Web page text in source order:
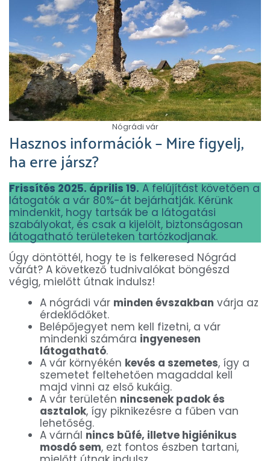
Nógrádi vár
Hasznos információk – Mire figyelj,
ha erre jársz?
Frissítés 2025. április 19. A felújítást követően a
látogatók a vár 80%-át bejárhatják. Kérünk
mindenkit, hogy tartsák be a látogatási
szabályokat, és csak a kijelölt, biztonságosan
látogatható területeken tartózkodjanak.
Úgy döntöttél, hogy te is felkeresed Nógrád
várát? A következő tudnivalókat böngészd
végig, mielőtt útnak indulsz!
A nógrádi vár minden évszakban várja az
érdeklődőket.
Belépőjegyet nem kell fizetni, a vár
mindenki számára ingyenesen
látogatható.
A vár környékén kevés a szemetes, így a
szemetet feltehetően magaddal kell
majd vinni az első kukáig.
A vár területén nincsenek padok és
asztalok, így piknikezésre a fűben van
lehetőség.
A várnál nincs büfé, illetve higiénikus
mosdó sem, ezt fontos észben tartani,